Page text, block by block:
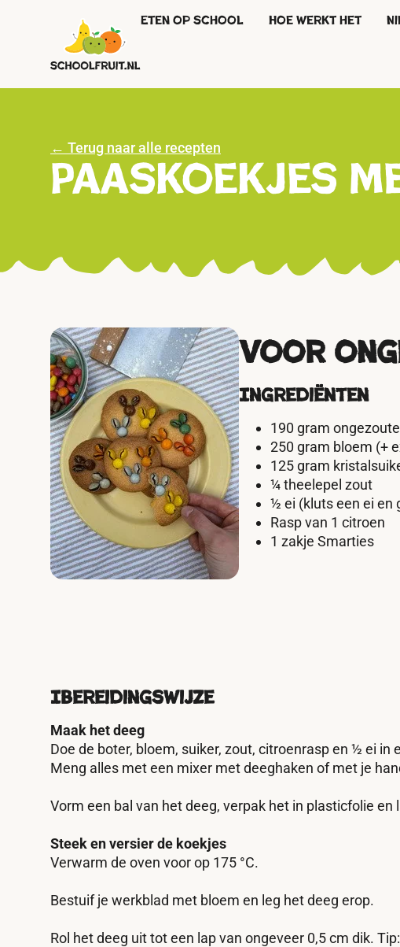
Eten op school Hoe werkt het
← Terug naar alle recepten
Paaskoekjes
Voor
Ingrediënten
190 gram
250 gram bloem (+
125 gram
¼ theelepel zout
½ ei (kluts een ei en
Rasp van 1 citroen
1 zakje Smarties
IBereidingswijze
Maak het deeg
Doe de boter, bloem, suiker, zout, citroenrasp en ½ ei in
Meng alles met een mixer met deeghaken of met je
Vorm een bal van het deeg, verpak het in plasticfolie
Steek en versier de koekjes
Verwarm de oven voor op 175 °C.
Bestuif je werkblad met bloem en leg het deeg erop.
Rol het deeg uit tot een lap van ongeveer 0,5 cm dik.